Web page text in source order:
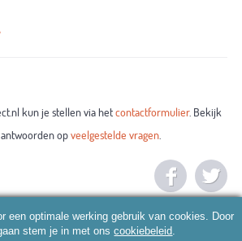
kun je stellen via hetcontactformulier. Bekijk
opveelgestelde vragen.
een optimale werking gebruik van cookies. Door
stem je in met onscookiebeleid.